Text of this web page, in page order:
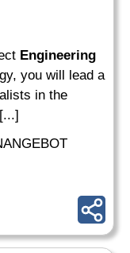
Engineering
you will lead a
in the